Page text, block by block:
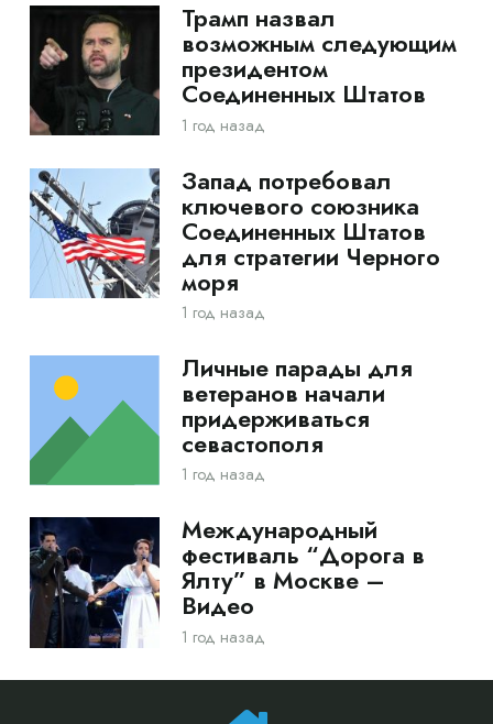
Трамп назвал
возможным следующим
президентом
Соединенных Штатов
1 год назад
Запад потребовал
ключевого союзника
Соединенных Штатов
для стратегии Черного
моря
1 год назад
Личные парады для
ветеранов начали
придерживаться
севастополя
1 год назад
Международный
фестиваль “Дорога в
Ялту” в Москве –
Видео
1 год назад